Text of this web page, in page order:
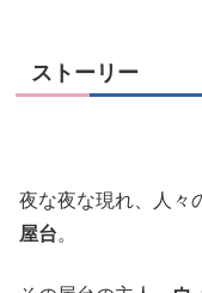
ストーリー
夜な夜な現れ、人々
屋台。